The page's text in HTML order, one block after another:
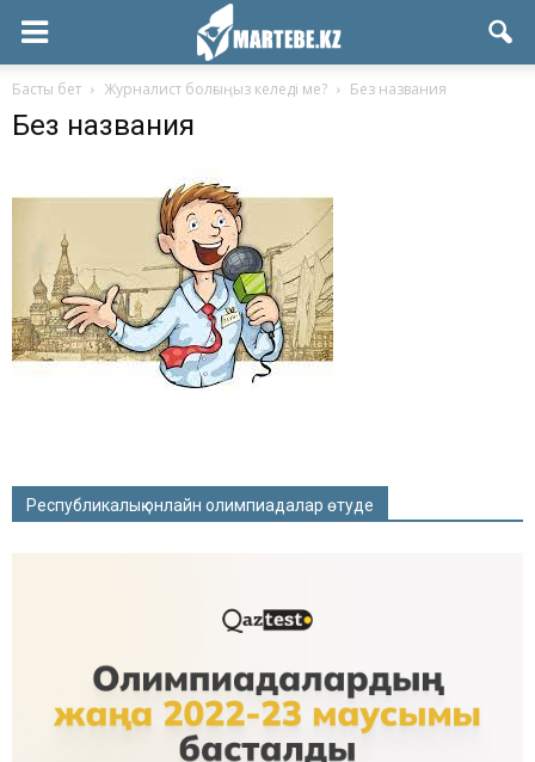
Басты бет Журналист болғыңыз келеді ме? Без названия
Без названия
Республикалық онлайн олимпиадалар өтуде